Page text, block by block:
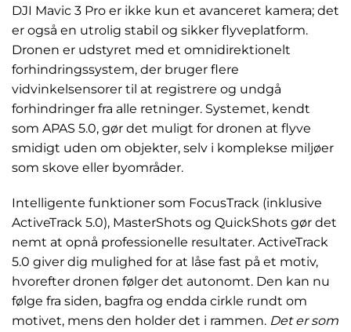
DJI Mavic 3 Pro er ikke kun et avanceret kamera; det
er også en utrolig stabil og sikker flyveplatform.
Dronen er udstyret med et omnidirektionelt
forhindringssystem, der bruger flere
vidvinkelsensorer til at registrere og undgå
forhindringer fra alle retninger. Systemet, kendt
som APAS 5.0, gør det muligt for dronen at flyve
smidigt uden om objekter, selv i komplekse miljøer
som skove eller byområder.
Intelligente funktioner som FocusTrack (inklusive
ActiveTrack 5.0), MasterShots og QuickShots gør det
nemt at opnå professionelle resultater. ActiveTrack
5.0 giver dig mulighed for at låse fast på et motiv,
hvorefter dronen følger det autonomt. Den kan nu
følge fra siden, bagfra og endda cirkle rundt om
motivet, mens den holder det i rammen. Det er som